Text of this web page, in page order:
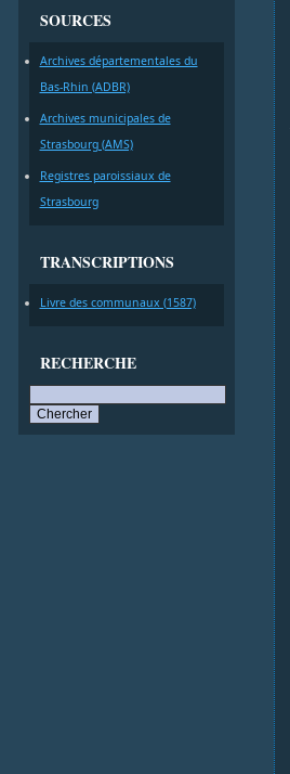
SOURCES
Archives départementales du
Bas-Rhin (ADBR)
Archives municipales de
Strasbourg (AMS)
Registres paroissiaux de
Strasbourg
TRANSCRIPTIONS
Livre des communaux (1587)
RECHERCHE